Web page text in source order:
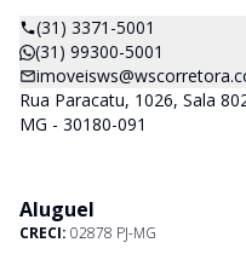
(31) 3371-5001
(31) 99300-5001
Rua Paracatu, 1026, Sala
MG - 30180-091
Aluguel
CRECI: 02878 PJ-MG